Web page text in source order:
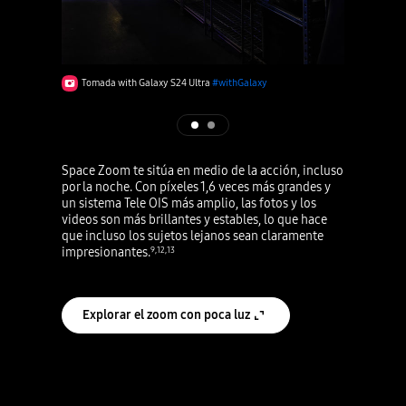
Space Zoom te sitúa en medio de la acción, incluso
por la noche. Con píxeles 1,6 veces más grandes y
un sistema Tele OIS más amplio, las fotos y los
videos son más brillantes y estables, lo que hace
que incluso los sujetos lejanos sean claramente
impresionantes.9 12 13
Explorar el zoom con poca luz
Tomada with Galaxy S24 Ultra #withGalaxy